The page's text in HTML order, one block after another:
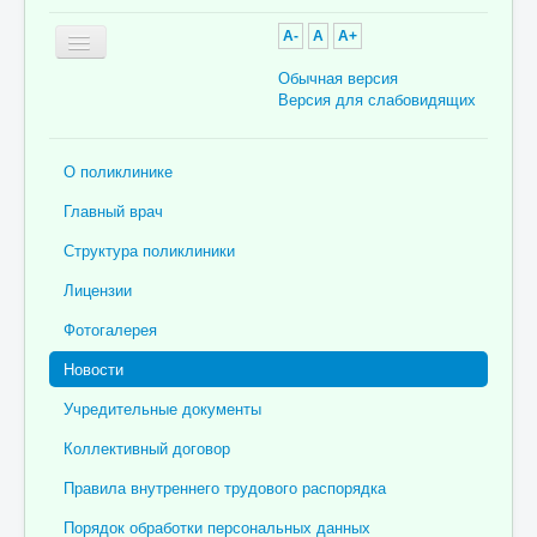
A- A A+
Обычная версия
Версия для слабовидящих
Врачи
Контролирующие органы
Лекарственное обеспечение
Документы
Вакансии
О поликлинике
Главный врач
Структура поликлиники
Лицензии
Фотогалерея
Новости
Учредительные документы
Коллективный договор
Правила внутреннего трудового распорядка
Порядок обработки персональных данных